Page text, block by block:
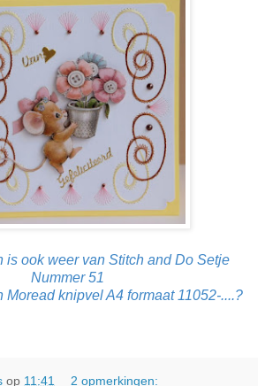
is ook weer van Stitch and Do Setje
Nummer 51
Moread knipvel A4 formaat 11052-....?
op 11:41 2 opmerkingen: